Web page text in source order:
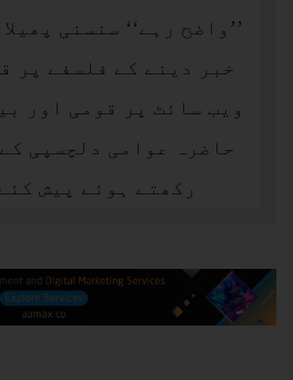
’’واضح رہے‘‘ سنسنی
خبر دینے کے فلسفے پر
ویب سائٹ پر قومی اور
حاضرہ عوامی دلچسپی
رکھتے ہوئے پیش